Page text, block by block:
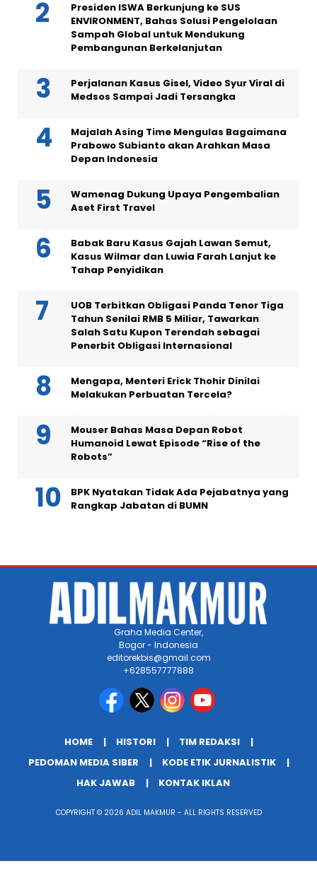
Presiden ISWA Berkunjung ke SUS
ENVIRONMENT, Bahas Solusi Pengelolaan
Sampah Global untuk Mendukung
Pembangunan Berkelanjutan
Perjalanan Kasus Gisel, Video Syur Viral di
Medsos Sampai Jadi Tersangka
Majalah Asing Time Mengulas Bagaimana
Prabowo Subianto akan Arahkan Masa
Depan Indonesia
Wamenag Dukung Upaya Pengembalian
Aset First Travel
Babak Baru Kasus Gajah Lawan Semut,
Kasus Wilmar dan Luwia Farah Lanjut ke
Tahap Penyidikan
UOB Terbitkan Obligasi Panda Tenor Tiga
Tahun Senilai RMB 5 Miliar, Tawarkan
Salah Satu Kupon Terendah sebagai
Penerbit Obligasi Internasional
Mengapa, Menteri Erick Thohir Dinilai
Melakukan Perbuatan Tercela?
Mouser Bahas Masa Depan Robot
Humanoid Lewat Episode “Rise of the
Robots”
BPK Nyatakan Tidak Ada Pejabatnya yang
Rangkap Jabatan di BUMN
Graha Media Center,
Bogor - Indonesia
editorekbis@gmail.com
+628557777888
HOME HISTORI
TIM REDAKSI
PEDOMAN MEDIA SIBER
KODE ETIK JURNALISTIK
HAK JAWAB
KONTAK IKLAN
COPYRIGHT © 2026 ADIL MAKMUR - ALL RIGHTS RESERVED